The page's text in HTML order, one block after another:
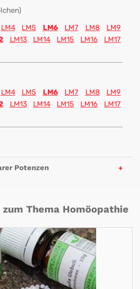
LM4 LM5 LM6 LM7 LM8
LM9
LM13 LM14 LM15 LM16
LM17
LM4 LM5 LM6 LM7 LM8
LM9
LM13 LM14 LM15 LM16
LM17
Potenzen
Thema Homöopathie